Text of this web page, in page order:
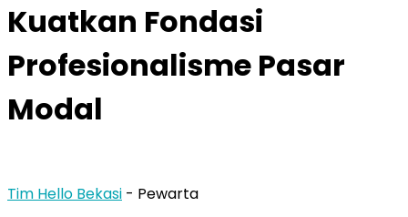
Kuatkan Fondasi
Profesionalisme Pasar
Modal
Tim Hello Bekasi - Pewarta